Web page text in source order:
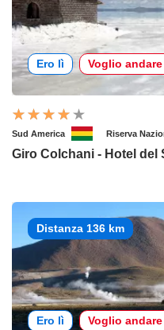
Ero lì Voglio
Sud America Riserva
Giro Colchani - Hotel del
Distanza 136 km
Ero lì Voglio